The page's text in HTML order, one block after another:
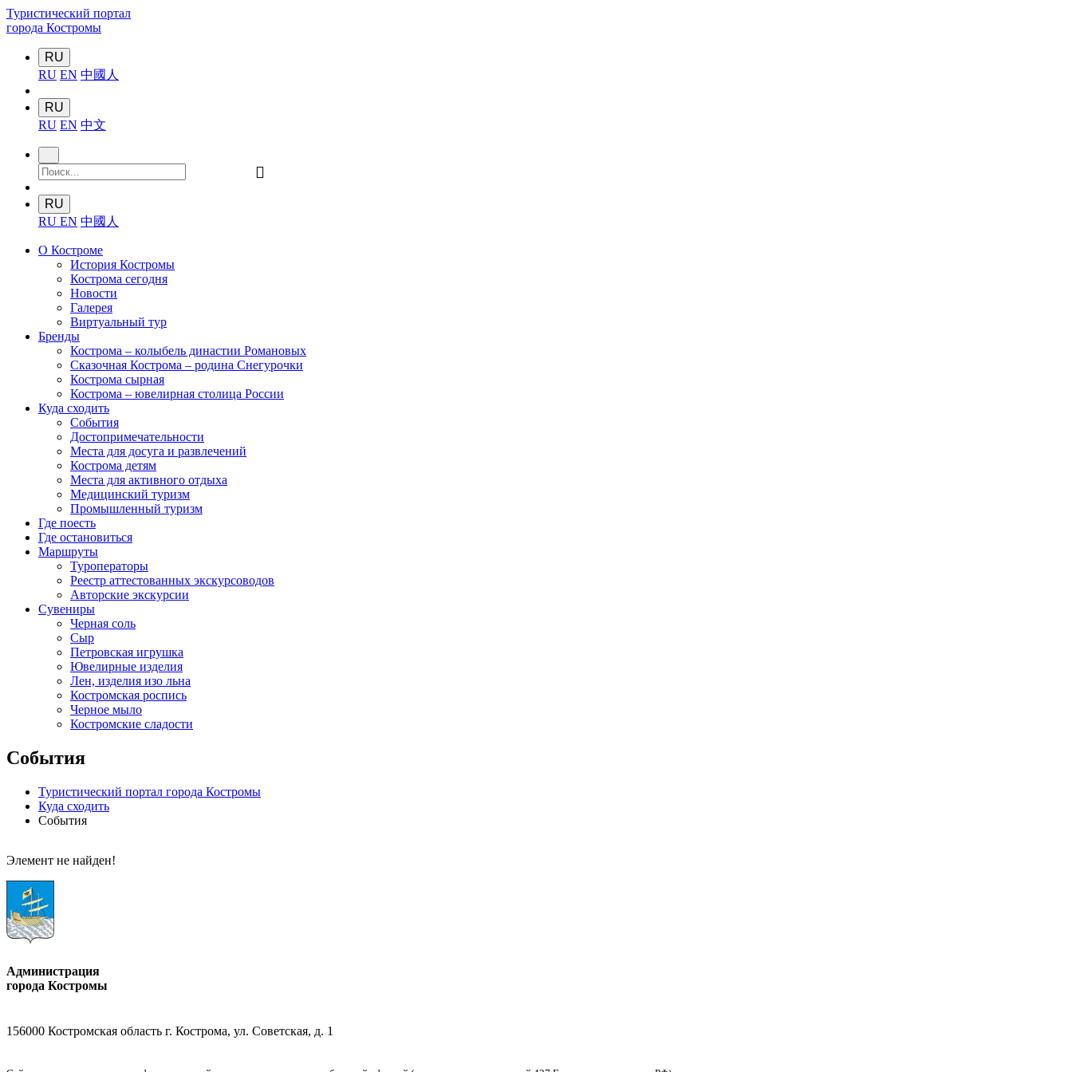
Туристический портал
города Костромы
RU
RU EN 中國人
RU
RU EN 中文
󰍉
RU
RU EN 中國人
О Костроме
История Костромы
Кострома сегодня
Новости
Галерея
Виртуальный тур
Бренды
Кострома – колыбель династии Романовых
Сказочная Кострома – родина Снегурочки
Кострома сырная
Кострома – ювелирная столица России
Куда сходить
События
Достопримечательности
Места для досуга и развлечений
Кострома детям
Места для активного отдыха
Медицинский туризм
Промышленный туризм
Где поесть
Где остановиться
Маршруты
Туроператоры
Реестр аттестованных экскурсоводов
Авторские экскурсии
Сувениры
Черная соль
Сыр
Петровская игрушка
Ювелирные изделия
Лен, изделия изо льна
Костромская роспись
Черное мыло
Костромские сладости
События
Туристический портал города Костромы
Куда сходить
События
Элемент не найден!
Администрация
города Костромы
156000 Костромская область г. Кострома, ул. Советская, д. 1